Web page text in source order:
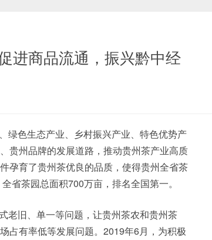
进商品流通，振兴黔中经
绿色生态产业、乡村振兴产业、特色优势产
贵州品牌的发展道路，推动贵州茶产业高质
孕育了贵州茶优良的品质，使得贵州全省茶
省茶园总面积700万亩，排名全国第一。
老旧、单一等问题，让贵州茶农和贵州茶
占有率低等发展问题。2019年6月，为积极